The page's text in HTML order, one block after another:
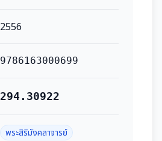
2556
9786163000699
294.30922
พระสิริมังคลาจารย์